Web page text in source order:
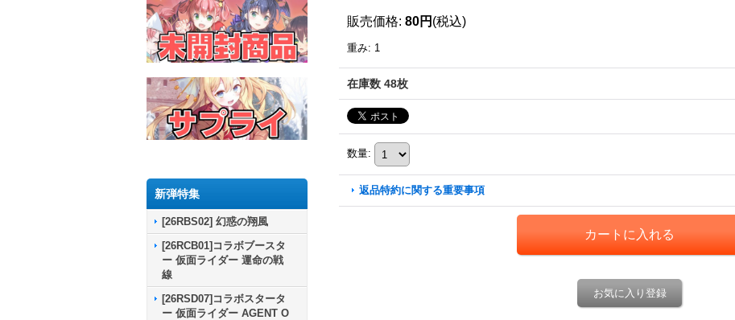
新弾特集
[26RBS02] 幻惑の翔風
[26RCB01]コラボブースタ
ー 仮面ライダー 運命の戦
線
[26RSD07]コラボスタータ
ー 仮面ライダー AGENT O
販売価格: 80円 (税込)
重み: 1
在庫数 48枚
数量:
返品特約に関する重要事項
お気に入り登録